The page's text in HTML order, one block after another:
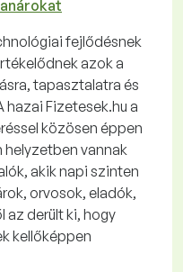
fejlődésnek
azok a
tapasztalatra és
hazai Fizetesek.hu a
közösen éppen
vannak
akik napi szinten
orvosok, eladók,
az derült ki, hogy
kellőképpen